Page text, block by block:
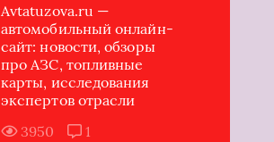
Avtatuzova.ru —
автомобильный онлайн-
сайт: новости, обзоры
про АЗС, топливные
карты, исследования
экспертов отрасли
3950
1